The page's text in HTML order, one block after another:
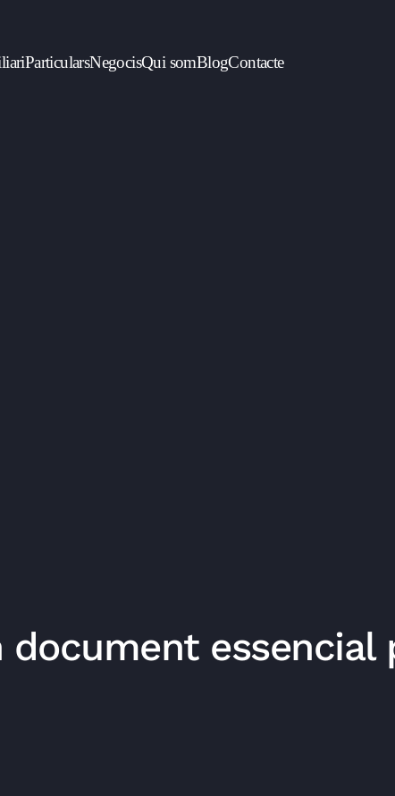
ParticularsNegocisQui somBlogContacte
essencial